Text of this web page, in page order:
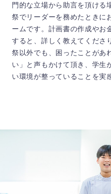
門的な立場から助言を頂ける
祭でリーダーを務めたときに
ームです。計画書の作成やお
すると、詳しく教えてくださ
祭以外でも、困ったことがあ
い」と声もかけて頂き、学生
い環境が整っていることを実